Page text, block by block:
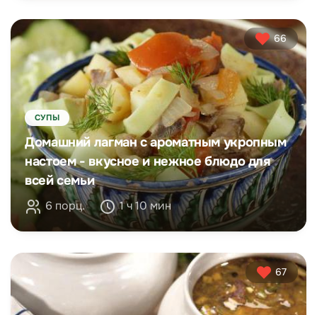
66
СУПЫ
Домашний лагман с ароматным укропным
настоем - вкусное и нежное блюдо для
всей семьи
6 порц. 1 ч 10 мин
67